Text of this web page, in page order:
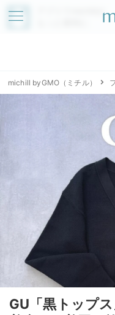
アプリでmichillが
michill byGMO（ミチル）
GU「黒トップ